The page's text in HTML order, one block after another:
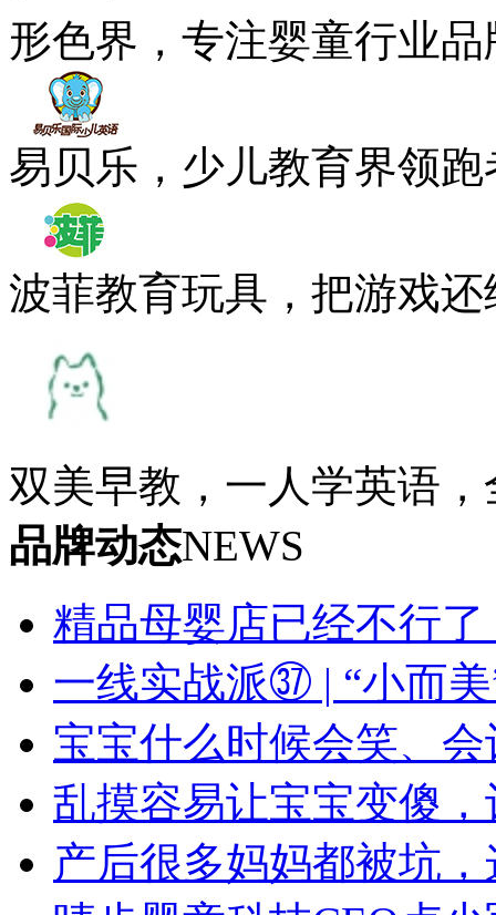
形色界，专注婴童行业品
易贝乐，少儿教育界领跑
波菲教育玩具，把游戏还
双美早教，一人学英语，
品牌动态NEWS
精品母婴店已经不行了
一线实战派㊲ | “小而
宝宝什么时候会笑、
乱摸容易让宝宝变傻
产后很多妈妈都被坑